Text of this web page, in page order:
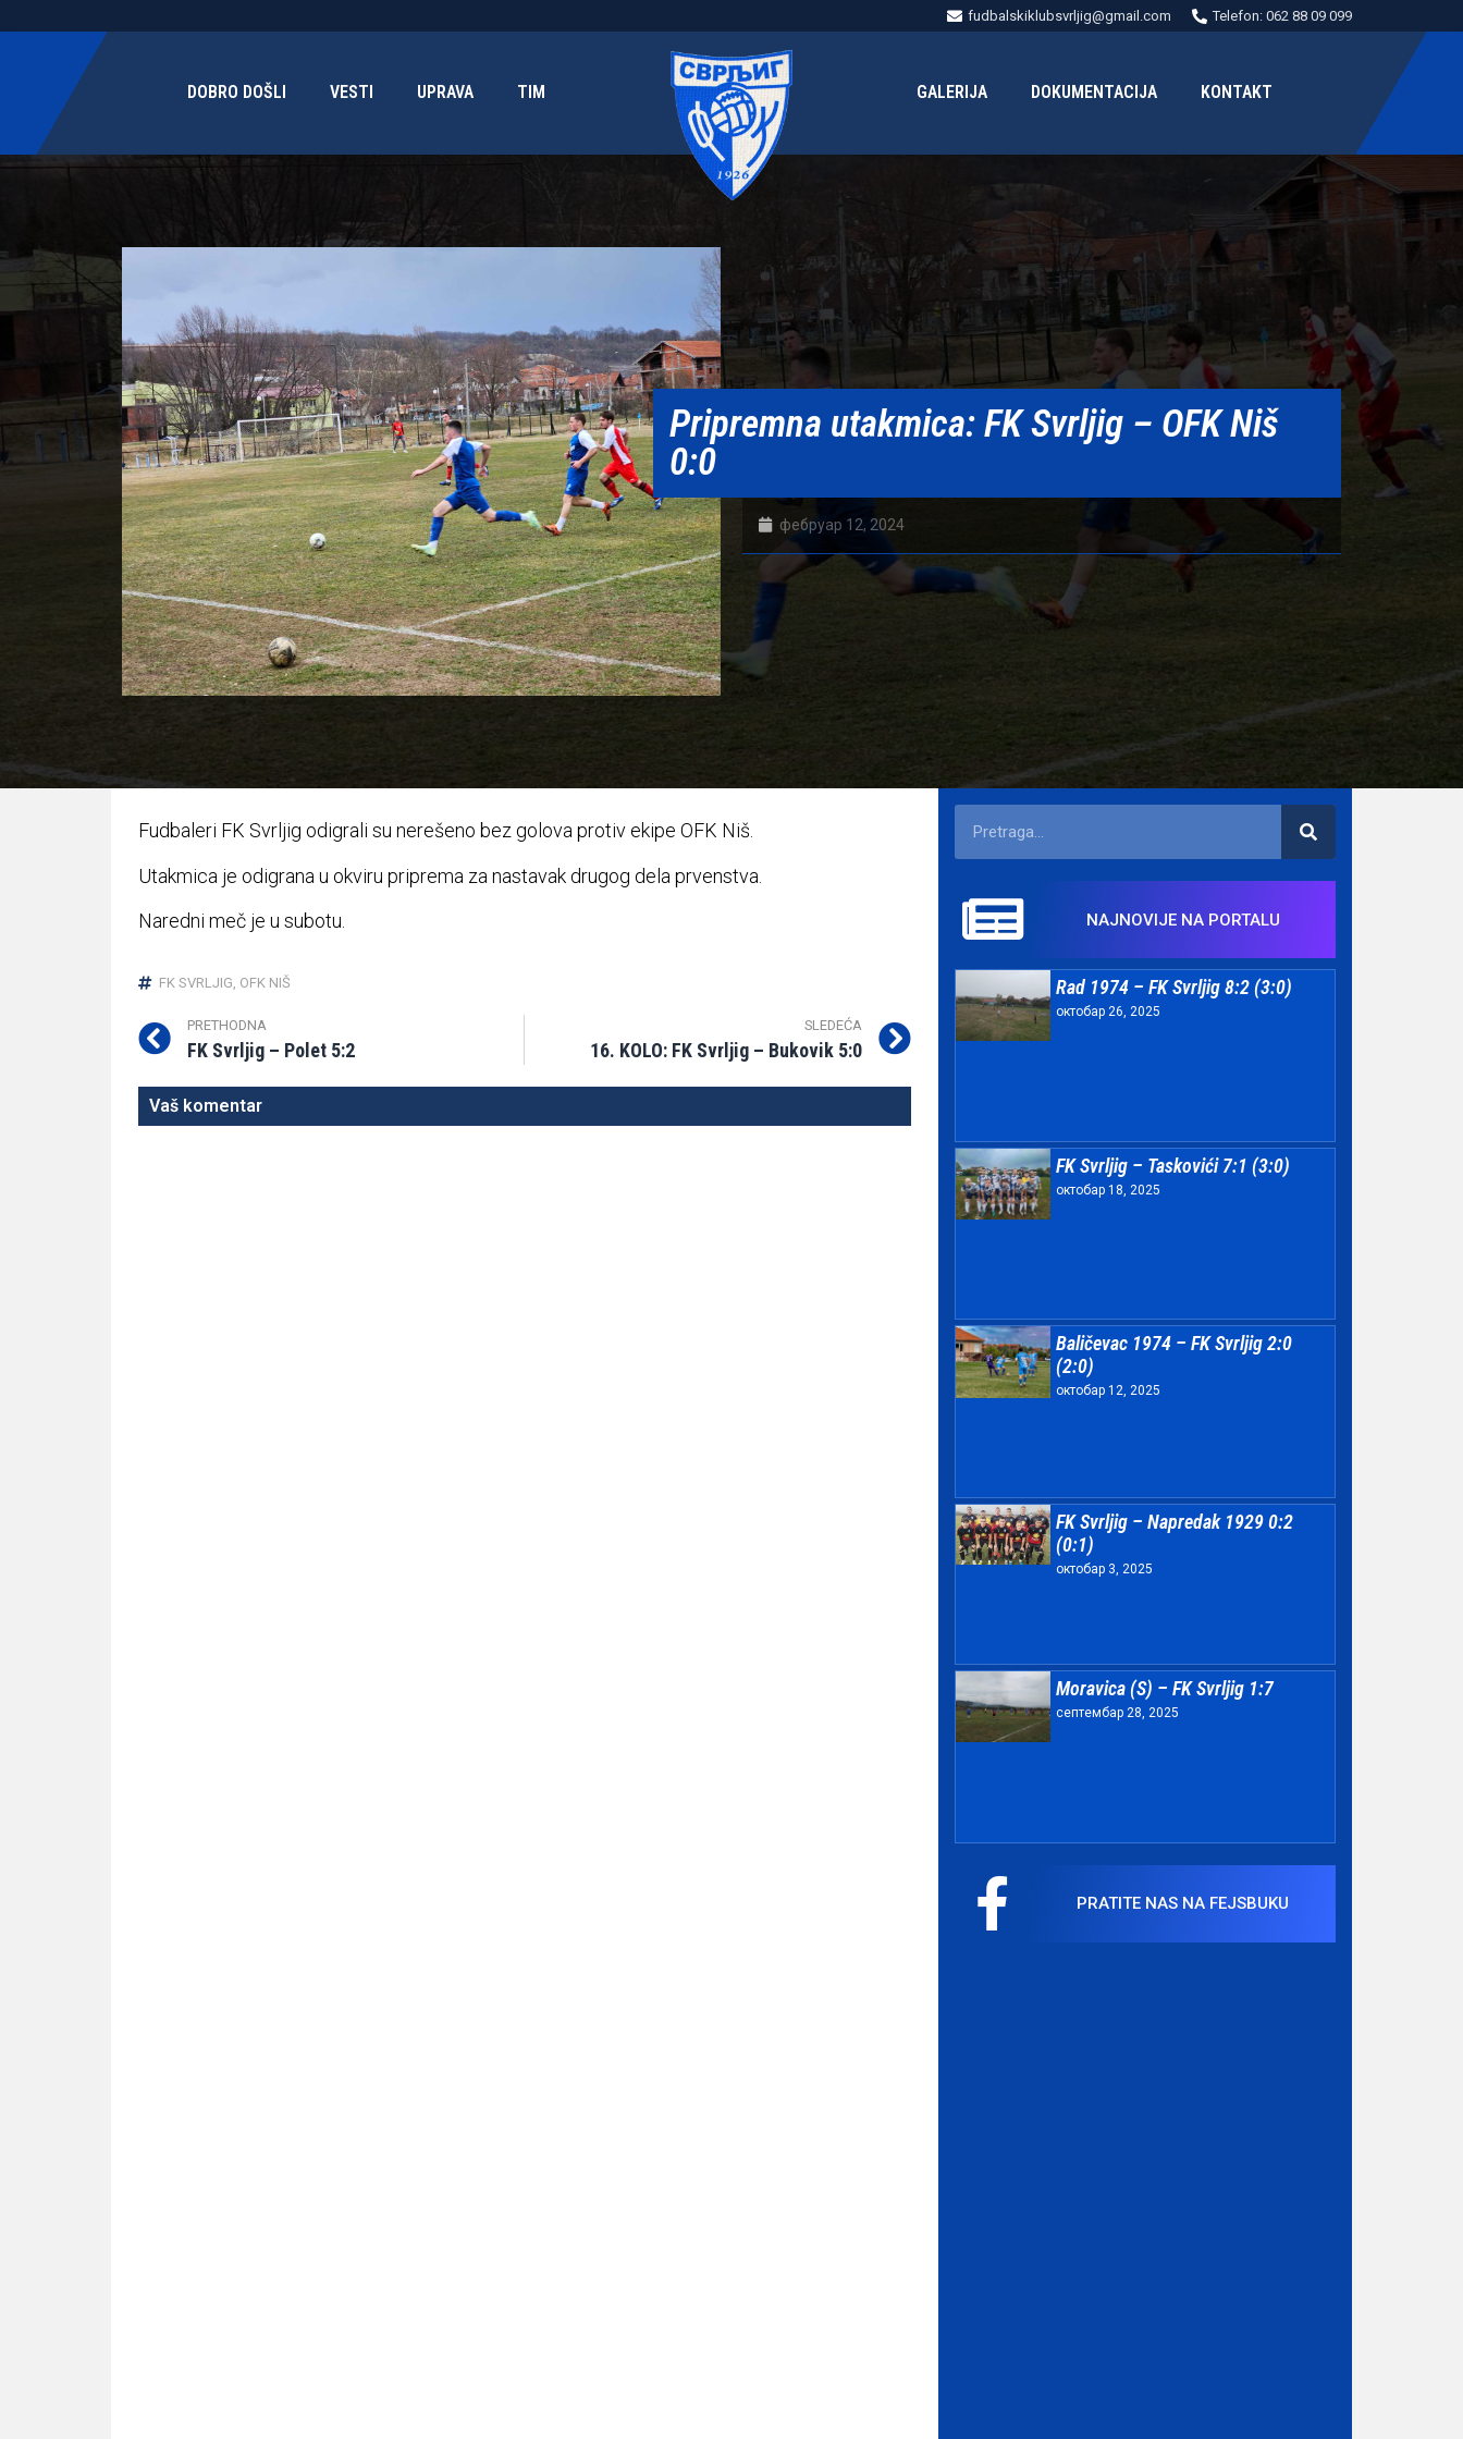
fudbalskiklubsvrljig@gmail.com Telefon: 062 88 09 099
DOBRO DOŠLI VESTI UPRAVA TIM GALERIJA DOKUMENTACIJA KONTAKT
Pripremna utakmica: FK Svrljig – OFK Niš
0:0
фебруар 12, 2024
Fudbaleri FK Svrljig odigrali su nerešeno bez golova protiv ekipe OFK Niš.
Utakmica je odigrana u okviru priprema za nastavak drugog dela prvenstva.
Naredni meč je u subotu.
FK SVRLJIG, OFK NIŠ
PRETHODNA
FK Svrljig – Polet 5:2
SLEDEĆA
16. KOLO: FK Svrljig – Bukovik 5:0
Vaš komentar
NAJNOVIJE NA PORTALU
Rad 1974 – FK Svrljig 8:2 (3:0)
октобар 26, 2025
FK Svrljig – Taskovići 7:1 (3:0)
октобар 18, 2025
Baličevac 1974 – FK Svrljig 2:0
(2:0)
октобар 12, 2025
FK Svrljig – Napredak 1929 0:2
(0:1)
октобар 3, 2025
Moravica (S) – FK Svrljig 1:7
септембар 28, 2025
PRATITE NAS NA FEJSBUKU